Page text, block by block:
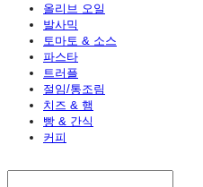
올리브 오일
발사믹
토마토 & 소스
파스타
트러플
절임/통조림
치즈 & 햄
빵 & 간식
커피